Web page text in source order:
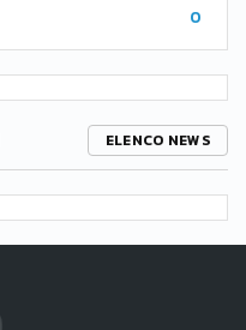
0
ELENCO NEWS